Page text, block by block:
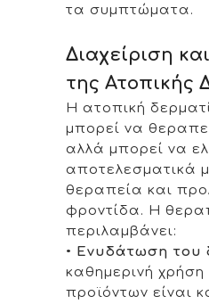
τα συμπτώματα.
Διαχείριση
της Ατοπικής
Η ατοπική
μπορεί να
αλλά μπορεί να
αποτελεσματικά
θεραπεία και
φροντίδα. Η
περιλαμβάνει:
• Ενυδάτωση του
καθημερινή χρήση
προϊόντων είναι